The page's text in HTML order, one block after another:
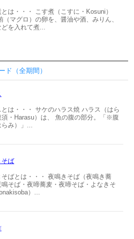
とは・・・ こす煮（こすに・Kosuni）
（マグロ）の卵を、醤油や酒、みりん、
を入れて煮...
ド（全期間）
は・・・ サケのハラス焼 ハラス（はら
須・Harasu）は、 魚の腹の部分。「※腹
み）」...
そば
そばとは・・・ 夜鳴きそば（夜鳴き蕎
鳴そば・夜啼蕎麦・夜啼そば・よなきそ
）...